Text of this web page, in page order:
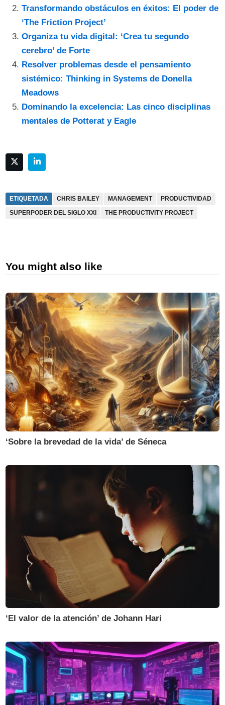
Transformando obstáculos en éxitos: El poder de
‘The Friction Project’
Organiza tu vida digital: ‘Crea tu segundo
cerebro’ de Forte
Resolver problemas desde el pensamiento
sistémico: Thinking in Systems de Donella
Meadows
Dominando la excelencia: Las cinco disciplinas
mentales de Potterat y Eagle
ETIQUETADA CHRIS BAILEY MANAGEMENT
PRODUCTIVIDAD
SUPERPODER DEL SIGLO XXI
THE PRODUCTIVITY PROJECT
You might also like
‘Sobre la brevedad de la vida’ de Séneca
‘El valor de la atención’ de Johann Hari